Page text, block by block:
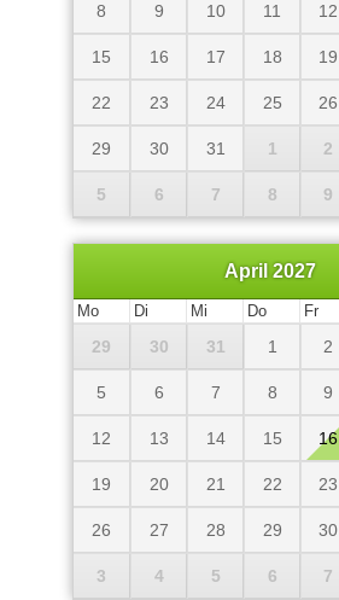
8 9 10 11 12
15 16 17 18 19
22 23 24 25 26
29 30 31 1 2
5 6 7 8 9
April 2027
Mo Di Mi Do Fr
29 30 31 1 2
5 6 7 8 9
12 13 14 15 16
19 20 21 22 23
26 27 28 29 30
3 4 5 6 7